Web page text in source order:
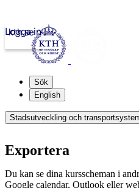
kth.se
Logga in
Sök
English
Stadsutveckling och
Exportera
Du kan se dina kursscheman i
Google calendar, Outlook eller